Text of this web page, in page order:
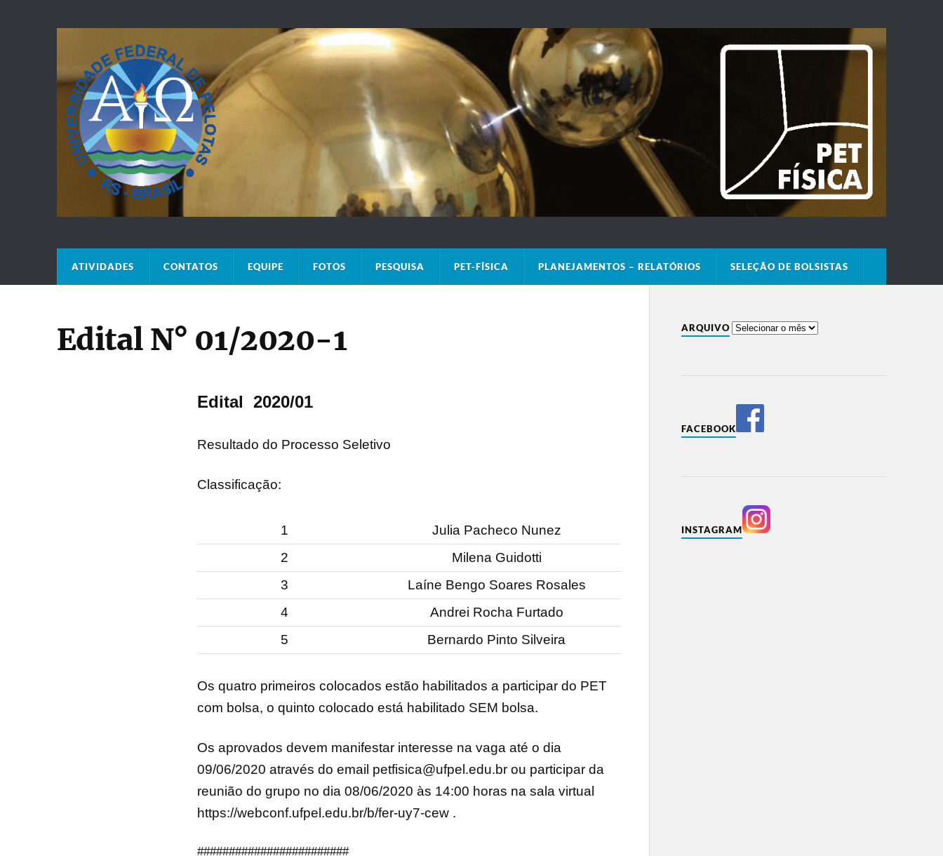
ATIVIDADES CONTATOS EQUIPE FOTOS PESQUISA PET-FÍSICA PLANEJAMENTOS – RELATÓRIOS SELEÇÃO DE BOLSISTAS
Edital N° 01/2020-1
Edital 2020/01
Resultado do Processo Seletivo
Classificação:
1
Julia Pacheco Nunez
2
Milena Guidotti
3
Laíne Bengo Soares Rosales
4
Andrei Rocha Furtado
5
Bernardo Pinto Silveira
Os quatro primeiros colocados estão habilitados a participar do PET
com bolsa, o quinto colocado está habilitado SEM bolsa.
Os aprovados devem manifestar interesse na vaga até o dia
09/06/2020 através do email petfisica@ufpel.edu.br ou participar da
reunião do grupo no dia 08/06/2020 às 14:00 horas na sala virtual
https://webconf.ufpel.edu.br/b/fer-uy7-cew .
########################
ARQUIVO
FACEBOOK
INSTAGRAM